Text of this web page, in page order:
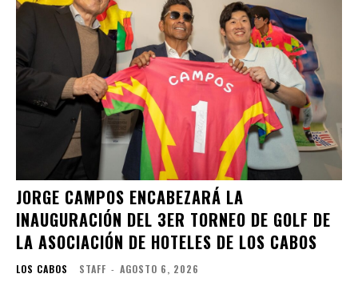
JORGE CAMPOS ENCABEZARÁ LA
INAUGURACIÓN DEL 3ER TORNEO DE GOLF DE
LA ASOCIACIÓN DE HOTELES DE LOS CABOS
LOS CABOS STAFF - AGOSTO 6, 2026